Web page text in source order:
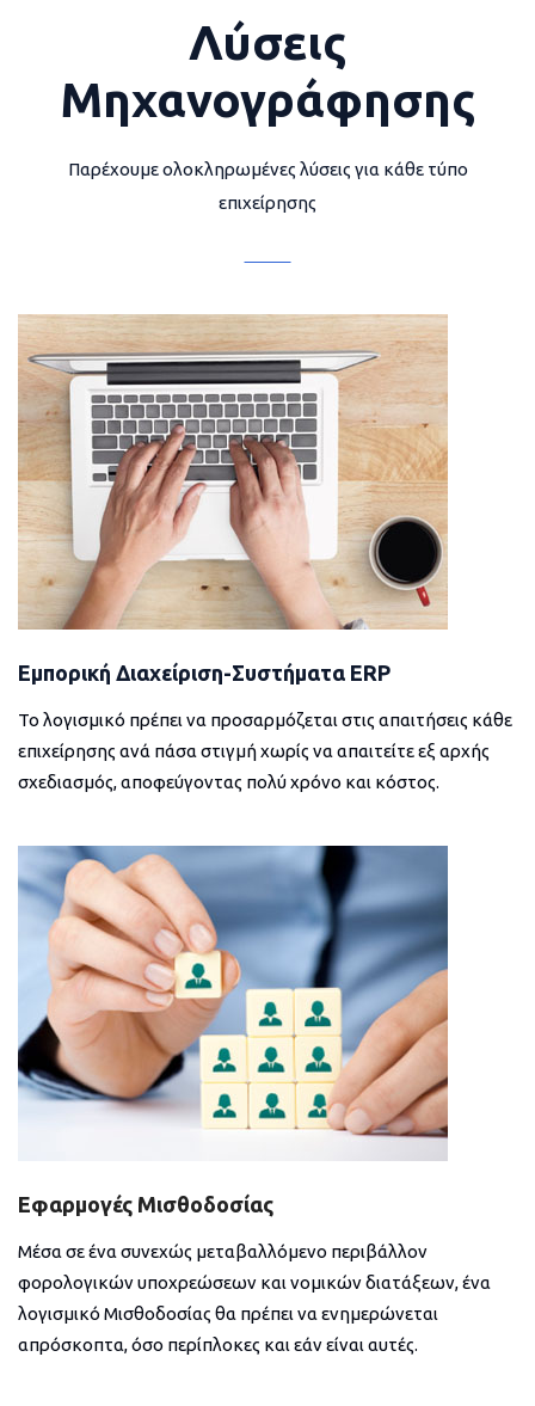
Λύσεις
Μηχανογράφησης
Παρέχουμε ολοκληρωμένες λύσεις για κάθε τύπο
επιχείρησης
Εμπορική Διαχείριση-Συστήματα ERP
Το λογισμικό πρέπει να προσαρμόζεται στις απαιτήσεις κάθε
επιχείρησης ανά πάσα στιγμή χωρίς να απαιτείτε εξ αρχής
σχεδιασμός, αποφεύγοντας πολύ χρόνο και κόστος.
Εφαρμογές Μισθοδοσίας
Μέσα σε ένα συνεχώς μεταβαλλόμενο περιβάλλον
φορολογικών υποχρεώσεων και νομικών διατάξεων, ένα
λογισμικό Μισθοδοσίας θα πρέπει να ενημερώνεται
απρόσκοπτα, όσο περίπλοκες και εάν είναι αυτές.